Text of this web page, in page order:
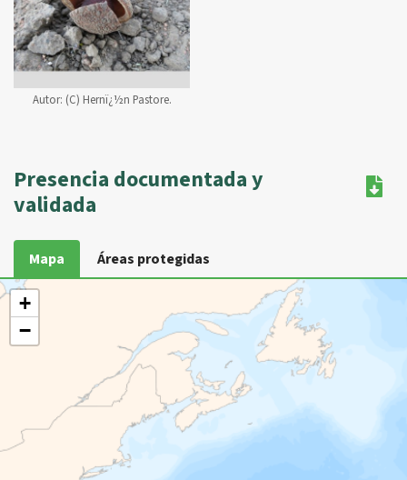
Autor: (C) Hernï¿½n Pastore.
Presencia documentada y
validada
Mapa Áreas protegidas
+
−